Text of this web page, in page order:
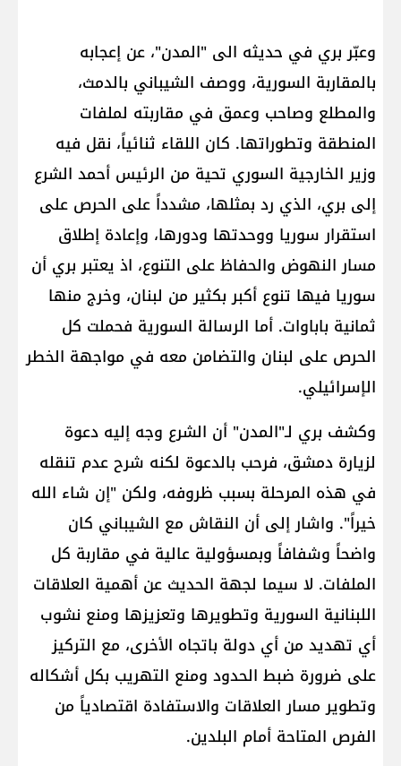
وعبّر بري في حديثه الى "المدن"، عن إعجابه
بالمقاربة السورية، ووصف الشيباني بالدمث،
والمطلع وصاحب وعمق في مقاربته لملفات
المنطقة وتطوراتها. كان اللقاء ثنائياً، نقل فيه
وزير الخارجية السوري تحية من الرئيس ​أحمد الشرع​
إلى بري، الذي رد بمثلها، مشدداً على الحرص على
استقرار ​سوريا​ ووحدتها ودورها، وإعادة إطلاق
مسار النهوض والحفاظ على التنوع، اذ يعتبر بري أن
سوريا فيها تنوع أكبر بكثير من لبنان، وخرج منها
ثمانية باباوات. أما الرسالة السورية فحملت كل
الحرص على لبنان والتضامن معه في مواجهة الخطر
ال​إسرائيل​ي.
وكشف بري لـ"المدن" أن الشرع وجه إليه دعوة
لزيارة دمشق، فرحب بالدعوة لكنه شرح عدم تنقله
في هذه المرحلة بسبب ظروفه، ولكن "إن شاء الله
خيراً". ‏واشار إلى أن النقاش مع الشيباني كان
واضحاً وشفافاً وبمسؤولية عالية في مقاربة كل
الملفات. لا سيما لجهة الحديث عن أهمية العلاقات
اللبنانية السورية وتطويرها وتعزيزها ومنع نشوب
أي تهديد من أي دولة باتجاه الأخرى، مع التركيز
على ضرورة ضبط الحدود ومنع التهريب بكل أشكاله
وتطوير مسار العلاقات والاستفادة اقتصادياً من
الفرص المتاحة أمام البلدين.